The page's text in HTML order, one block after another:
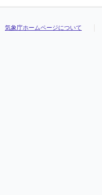
気象庁ホームページについて